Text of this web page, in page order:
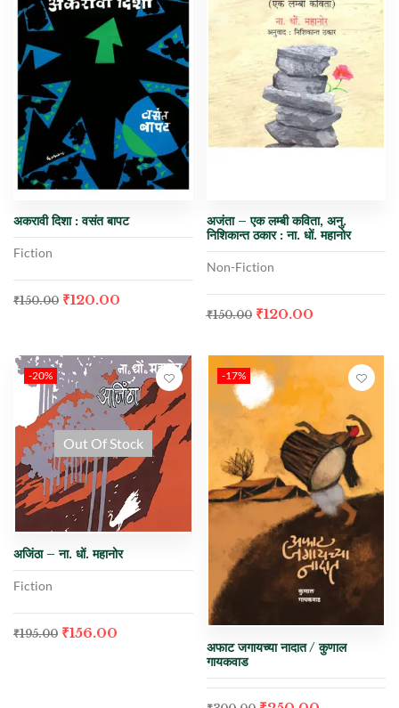
अकरावी दिशा : वसंत बापट
Fiction
₹150.00 ₹120.00
अजंता – एक लम्बी कविता, अनु.
निशिकान्त ठकार : ना. धों. महानोर
Non-Fiction
₹150.00 ₹120.00
-20%
Out Of Stock
अजिंठा – ना. धों. महानोर
Fiction
₹195.00 ₹156.00
-17%
अफाट जगायच्या नादात / कुणाल
गायकवाड